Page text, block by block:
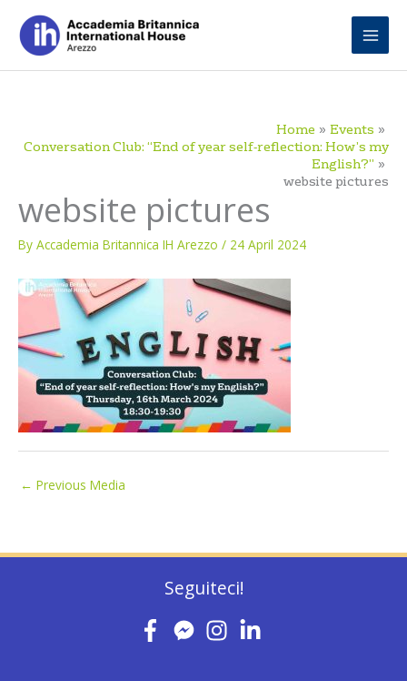
content
Home
Events
Conversation Club: “End of year self-reflection: How’s my
English?”
website pictures
website pictures
By Accademia Britannica IH Arezzo / 24 April 2024
← Previous Media
Seguiteci!